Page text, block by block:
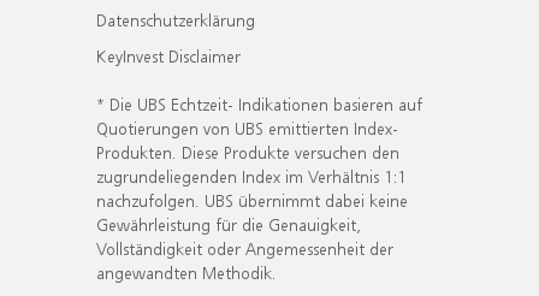
Datenschutzerklärung
KeyInvest Disclaimer
* Die UBS Echtzeit- Indikationen basieren auf
Quotierungen von UBS emittierten Index-
Produkten. Diese Produkte versuchen den
zugrundeliegenden Index im Verhältnis 1:1
nachzufolgen. UBS übernimmt dabei keine
Gewährleistung für die Genauigkeit,
Vollständigkeit oder Angemessenheit der
angewandten Methodik.